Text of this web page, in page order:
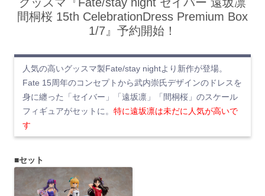
間桐桜 15th CelebrationDress Premium Box
1/7』予約開始！
人気の高いグッスマ製Fate/stay nightより新作が登場。
Fate 15周年のコンセプトから武内崇氏デザインのドレスを
身に纏った「セイバー」「遠坂凛」「間桐桜」のスケール
フィギュアがセットに。 特に遠坂凛は未だに人気が高いで
す
■セット